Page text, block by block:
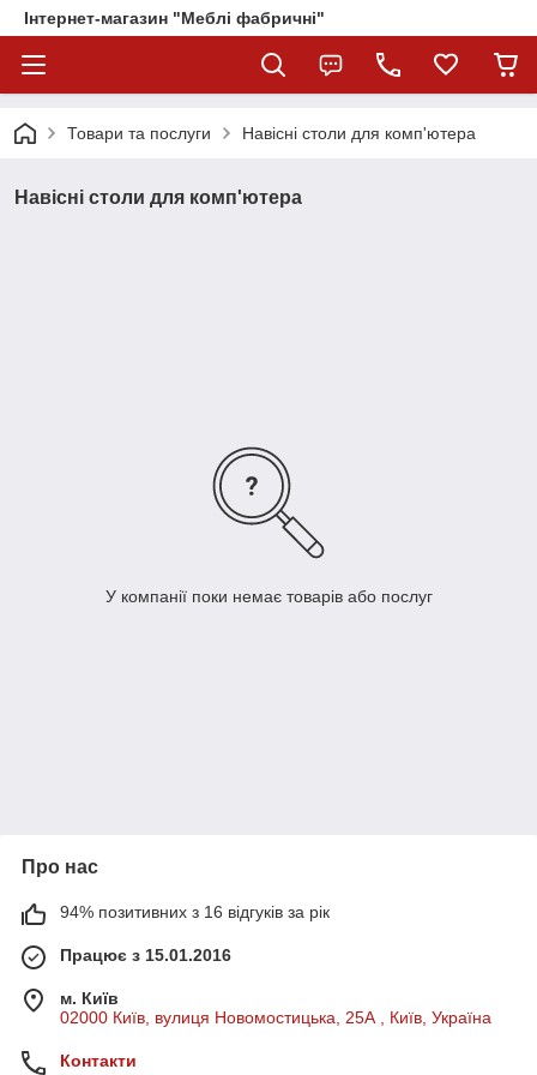
Інтернет-магазин "Меблі фабричні"
Товари та послуги Навісні столи для комп'ютера
Навісні столи для комп'ютера
У компанії поки немає товарів або послуг
Про нас
94% позитивних з 16 відгуків за рік
Працює з 15.01.2016
м. Київ
02000 Київ, вулиця Новомостицька, 25А , Київ, Україна
Контакти